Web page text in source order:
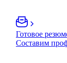
Готовое
Составим